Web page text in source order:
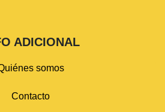
ADICIONAL
somos
Contacto